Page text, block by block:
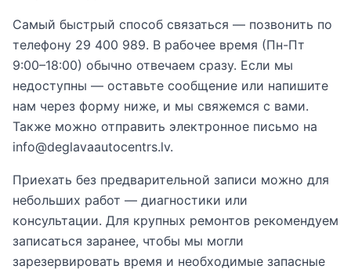
Самый быстрый способ связаться — позвонить по
телефону 29 400 989. В рабочее время (Пн-Пт
9:00–18:00) обычно отвечаем сразу. Если мы
недоступны — оставьте сообщение или напишите
нам через форму ниже, и мы свяжемся с вами.
Также можно отправить электронное письмо на
info@deglavaautocentrs.lv.
Приехать без предварительной записи можно для
небольших работ — диагностики или
консультации. Для крупных ремонтов рекомендуем
записаться заранее, чтобы мы могли
зарезервировать время и необходимые запасные